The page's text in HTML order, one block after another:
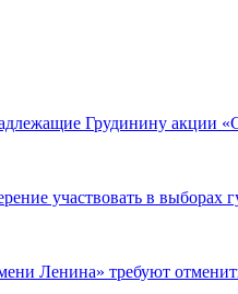
Грудинину акции
участвовать в выборах
Ленина» требуют